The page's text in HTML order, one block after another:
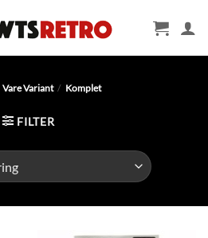
Vare Variant / Komplet
FILTER